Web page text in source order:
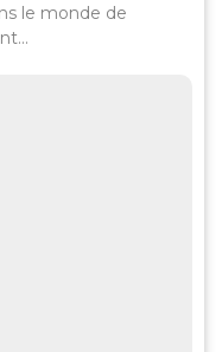
le monde de